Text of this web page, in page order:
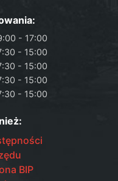
- 17:00
- 15:00
- 15:00
- 15:00
- 15:00
BIP